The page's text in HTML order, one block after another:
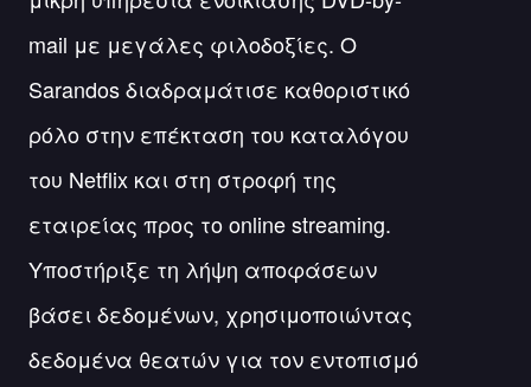
mail με μεγάλες φιλοδοξίες. Ο
Sarandos διαδραμάτισε καθοριστικό
ρόλο στην επέκταση του καταλόγου
του Netflix και στη στροφή της
εταιρείας προς το online streaming.
Υποστήριξε τη λήψη αποφάσεων
βάσει δεδομένων, χρησιμοποιώντας
δεδομένα θεατών για τον εντοπισμό